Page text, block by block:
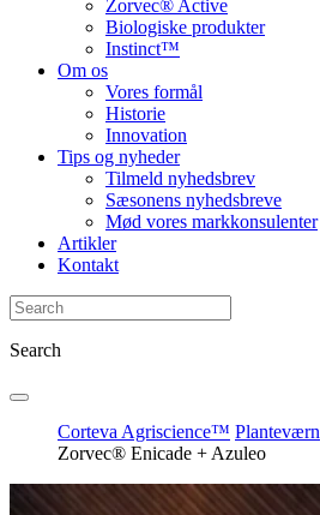
Zorvec® Active
Biologiske produkter
Instinct™
Om os
Vores formål
Historie
Innovation
Tips og nyheder
Tilmeld nyhedsbrev
Sæsonens nyhedsbreve
Mød vores markkonsulenter
Artikler
Kontakt
Search
Corteva Agriscience™ Planteværn
Zorvec® Enicade + Azuleo